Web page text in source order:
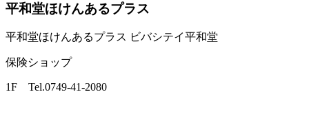
平和堂ほけんあるプラス
平和堂ほけんあるプラス ビバシテイ平和堂
保険ショップ
1F Tel.0749-41-2080